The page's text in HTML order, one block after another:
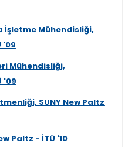
İşletme Mühendisliği,
'09
Mühendisliği,
'09
SUNY New Paltz
Paltz - İTÜ '10